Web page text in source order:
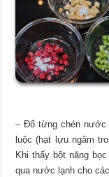
– Đổ từng chén nước
luộc (hạt lựu ngâm
Khi thấy bột năng
qua nước lạnh cho